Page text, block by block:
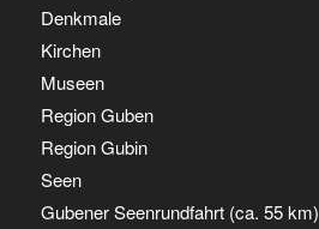
Denkmale
Kirchen
Museen
Region Guben
Region Gubin
Seen
Gubener Seenrundfahrt (ca. 55 km)